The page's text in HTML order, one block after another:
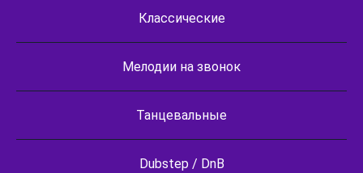
Классические
Мелодии на звонок
Танцевальные
Dubstep / DnB